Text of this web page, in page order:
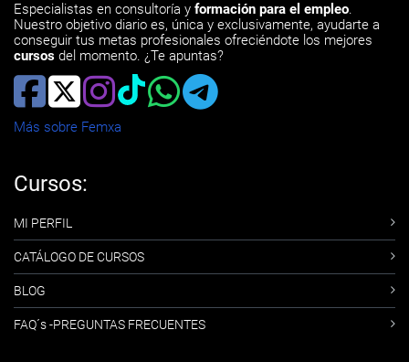
Especialistas en consultoría y formación para el empleo.
Nuestro objetivo diario es, única y exclusivamente, ayudarte a
conseguir tus metas profesionales ofreciéndote los mejores
cursos del momento. ¿Te apuntas?
Más sobre Femxa
Cursos:
MI PERFIL
CATÁLOGO DE CURSOS
BLOG
FAQ´s -PREGUNTAS FRECUENTES